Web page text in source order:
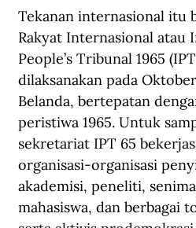
Tekanan internasional itu
Rakyat Internasional atau
People’s Tribunal 1965
dilaksanakan pada
Belanda, bertepatan
peristiwa 1965. Untuk
sekretariat IPT 65
organisasi-organisasi
akademisi, peneliti,
mahasiswa, dan berbagai